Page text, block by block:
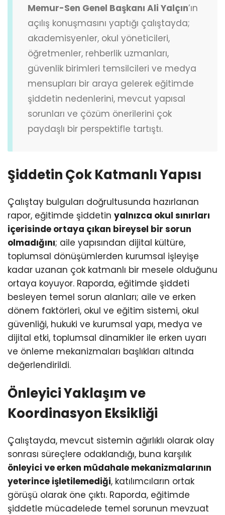
Memur-Sen Genel Başkanı Ali Yalçın’ın
açılış konuşmasını yaptığı çalıştayda;
akademisyenler, okul yöneticileri,
öğretmenler, rehberlik uzmanları,
güvenlik birimleri temsilcileri ve medya
mensupları bir araya gelerek eğitimde
şiddetin nedenlerini, mevcut yapısal
sorunları ve çözüm önerilerini çok
paydaşlı bir perspektifle tartıştı.
Şiddetin Çok Katmanlı Yapısı
Çalıştay bulguları doğrultusunda hazırlanan
rapor, eğitimde şiddetin yalnızca okul sınırları
içerisinde ortaya çıkan bireysel bir sorun
olmadığını; aile yapısından dijital kültüre,
toplumsal dönüşümlerden kurumsal işleyişe
kadar uzanan çok katmanlı bir mesele olduğunu
ortaya koyuyor. Raporda, eğitimde şiddeti
besleyen temel sorun alanları; aile ve erken
dönem faktörleri, okul ve eğitim sistemi, okul
güvenliği, hukuki ve kurumsal yapı, medya ve
dijital etki, toplumsal dinamikler ile erken uyarı
ve önleme mekanizmaları başlıkları altında
değerlendirildi.
Önleyici Yaklaşım ve
Koordinasyon Eksikliği
Çalıştayda, mevcut sistemin ağırlıklı olarak olay
sonrası süreçlere odaklandığı, buna karşılık
önleyici ve erken müdahale mekanizmalarının
yeterince işletilemediği, katılımcıların ortak
görüşü olarak öne çıktı. Raporda, eğitimde
şiddetle mücadelede temel sorunun mevzuat